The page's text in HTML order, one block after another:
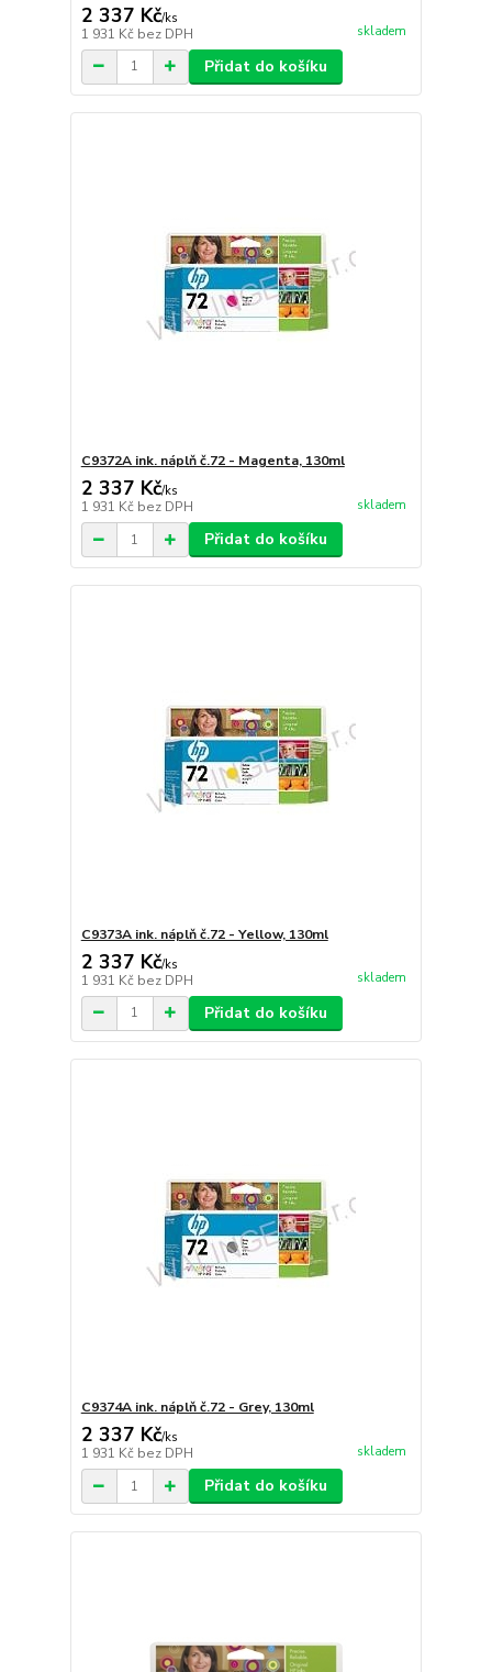
2 337 Kč/ks
1 931 Kč bez DPH skladem
Přidat do košíku
C9372A ink. náplň č.72 - Magenta, 130ml
2 337 Kč/ks
1 931 Kč bez DPH skladem
Přidat do košíku
C9373A ink. náplň č.72 - Yellow, 130ml
2 337 Kč/ks
1 931 Kč bez DPH skladem
Přidat do košíku
C9374A ink. náplň č.72 - Grey, 130ml
2 337 Kč/ks
1 931 Kč bez DPH skladem
Přidat do košíku